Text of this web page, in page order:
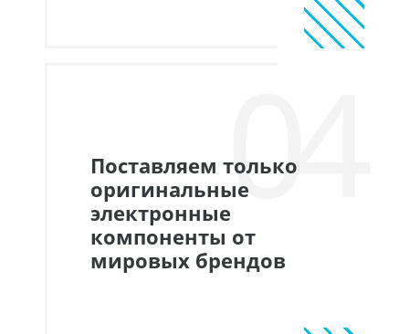
04
Поставляем только
оригинальные
электронные
компоненты от
мировых брендов